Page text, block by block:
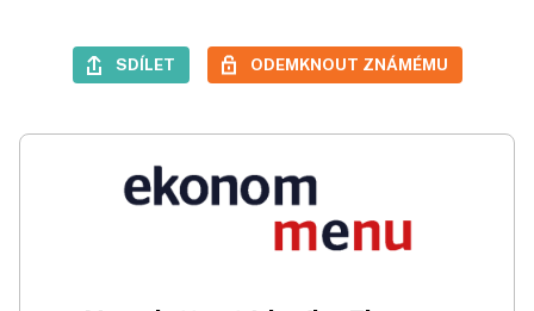
SDÍLET ODEMKNOUT ZNÁMÉMU